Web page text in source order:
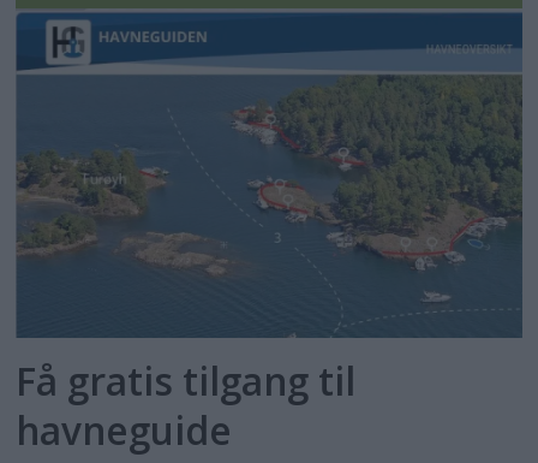
Få gratis tilgang til
havneguide